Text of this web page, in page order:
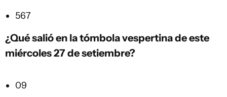
567
¿Qué salió en la tómbola vespertina de este
miércoles 27 de setiembre?
09